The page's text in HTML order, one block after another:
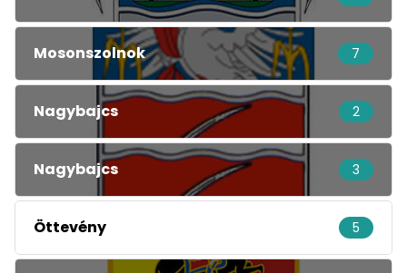
Mosonszolnok 7
Nagybajcs 2
Nagybajcs 3
Öttevény 5